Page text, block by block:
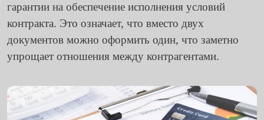
гарантии на обеспечение исполнения условий
контракта. Это означает, что вместо двух
документов можно оформить один, что заметно
упрощает отношения между контрагентами.